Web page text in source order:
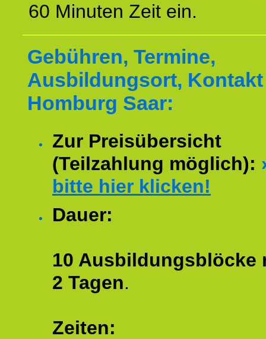
60 Minuten Zeit ein.
Gebühren, Termine,
Ausbildungsort,
Homburg Saar:
Zur Preisübersicht
(Teilzahlung möglich):
bitte hier klicken!
Dauer:
10 Ausbildungsblöcke
2 Tagen.
Zeiten: